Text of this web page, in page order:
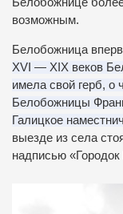
возможным.
Белобожница
XVI — XIX веков
имела свой герб, о
Белобожницы
Галицкое
выезде из села
надписью